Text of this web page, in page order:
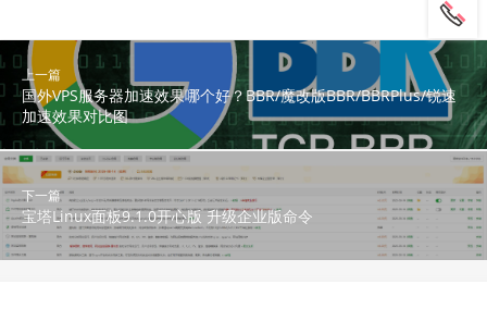
上一篇
国外VPS服务器加速效果哪个好？BBR/魔改版BBR/BBRPlus/锐速
加速效果对比图
下一篇
宝塔Linux面板9.1.0开心版 升级企业版命令